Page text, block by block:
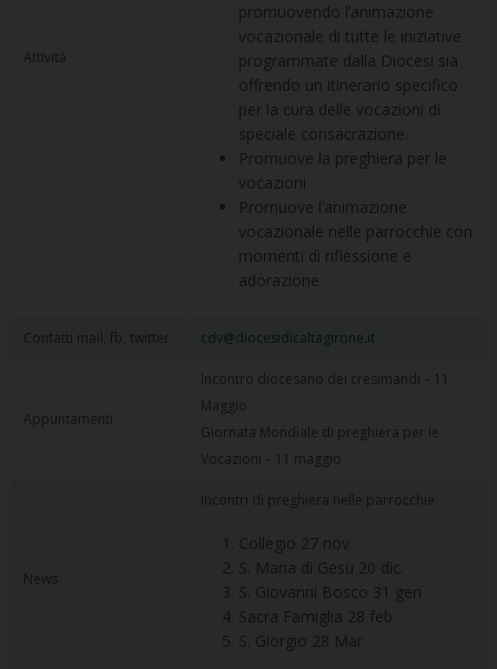
Attività
promuovendo l’animazione
vocazionale di tutte le iniziative
programmate dalla Diocesi sia
offrendo un itinerario specifico
per la cura delle vocazioni di
speciale consacrazione.
Promuove la preghiera per le
vocazioni
Promuove l’animazione
vocazionale nelle parrocchie con
momenti di riflessione e
adorazione
Contatti mail, fb, twitter cdv@diocesidicaltagirone.it
Appuntamenti
Incontro diocesano dei cresimandi – 11
Maggio
Giornata Mondiale di preghiera per le
Vocazioni – 11 maggio
News
Incontri di preghiera nelle parrocchie
Collegio 27 nov
S. Maria di Gesù 20 dic.
S. Giovanni Bosco 31 gen
Sacra Famiglia 28 feb
S. Giorgio 28 Mar